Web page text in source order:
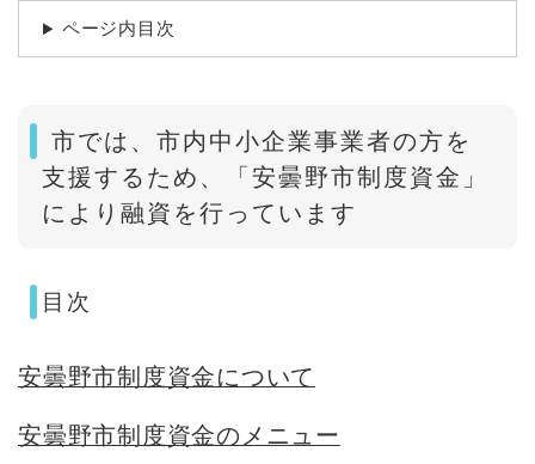
ページ内目次
市では、市内中小企業事業者の方を
支援するため、「安曇野市制度資金」
により融資を行っています
目次
安曇野市制度資金について
安曇野市制度資金のメニュー